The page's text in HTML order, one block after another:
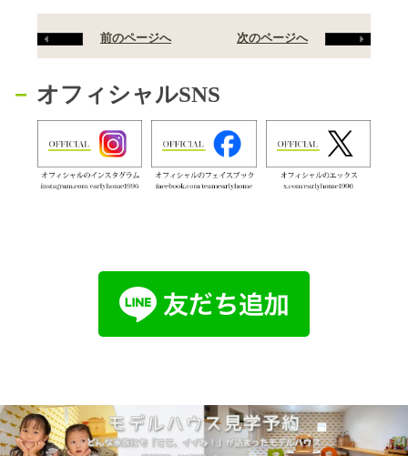
次のページへ
前のページへ
オフィシャルSNS